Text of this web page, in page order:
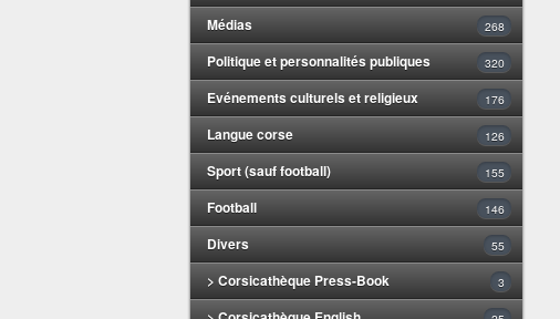
Médias 268
Politique et personnalités publiques 320
Evénements culturels et religieux 176
Langue corse 126
Sport (sauf football) 155
Football 146
Divers 55
> Corsicathèque Press-Book 3